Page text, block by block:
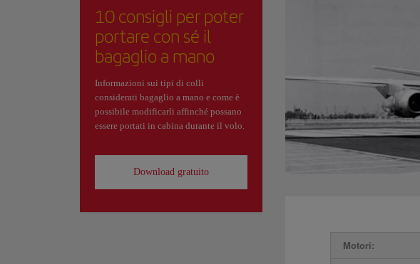
Motori:
10 consigli per poter
portare con sé il
bagaglio a mano
Informazioni sui tipi di colli
considerati bagaglio a mano e come è
possibile modificarli affinché possano
essere portati in cabina durante il volo.
Download gratuito